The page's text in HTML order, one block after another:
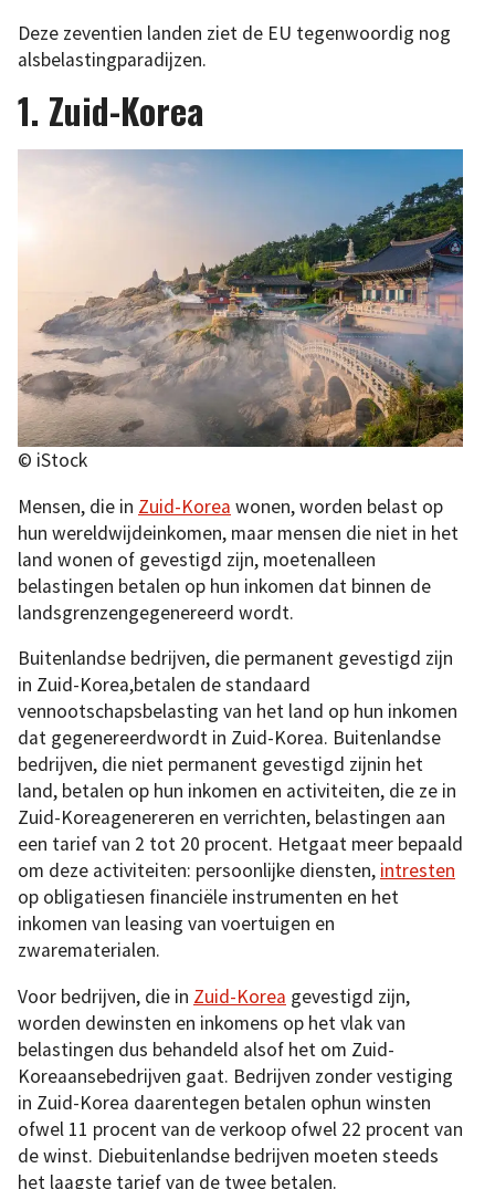
Deze zeventien landen ziet de EU tegenwoordig nog
alsbelastingparadijzen.
1. Zuid-Korea
© iStock
Mensen, die in Zuid-Korea wonen, worden belast op
hun wereldwijdeinkomen, maar mensen die niet in het
land wonen of gevestigd zijn, moetenalleen
belastingen betalen op hun inkomen dat binnen de
landsgrenzengegenereerd wordt.
Buitenlandse bedrijven, die permanent gevestigd zijn
in Zuid-Korea,betalen de standaard
vennootschapsbelasting van het land op hun inkomen
dat gegenereerdwordt in Zuid-Korea. Buitenlandse
bedrijven, die niet permanent gevestigd zijnin het
land, betalen op hun inkomen en activiteiten, die ze in
Zuid-Koreagenereren en verrichten, belastingen aan
een tarief van 2 tot 20 procent. Hetgaat meer bepaald
om deze activiteiten: persoonlijke diensten, intresten
op obligatiesen financiële instrumenten en het
inkomen van leasing van voertuigen en
zwarematerialen.
Voor bedrijven, die in Zuid-Korea gevestigd zijn,
worden dewinsten en inkomens op het vlak van
belastingen dus behandeld alsof het om Zuid-
Koreaansebedrijven gaat. Bedrijven zonder vestiging
in Zuid-Korea daarentegen betalen ophun winsten
ofwel 11 procent van de verkoop ofwel 22 procent van
de winst. Diebuitenlandse bedrijven moeten steeds
het laagste tarief van de twee betalen.